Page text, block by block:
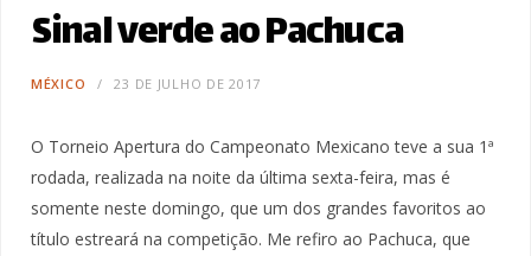
Sinal verde ao Pachuca
MÉXICO 23 DE JULHO DE 2017
O Torneio Apertura do Campeonato Mexicano teve a sua 1ª
rodada, realizada na noite da última sexta-feira, mas é
somente neste domingo, que um dos grandes favoritos ao
título estreará na competição. Me refiro ao Pachuca, que